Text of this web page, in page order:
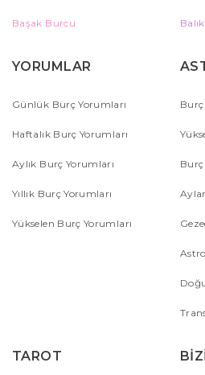
Başak Burcu
YORUMLAR
Günlük Burç Yorumları
Haftalık Burç Yorumları
Aylık Burç Yorumları
Yıllık Burç Yorumları
Yükselen Burç Yorumları
TAROT